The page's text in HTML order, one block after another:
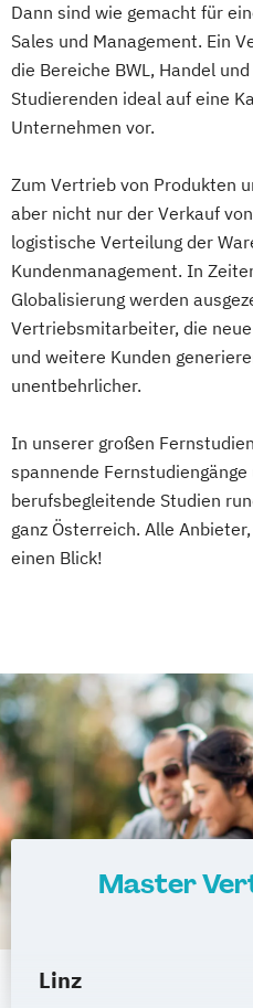
Dann sind wie gemacht für
Sales und Management. Ein
die Bereiche BWL, Handel
Studierenden ideal auf eine
Unternehmen vor.
Zum Vertrieb von Produkten
aber nicht nur der Verkauf
logistische Verteilung der
Kundenmanagement. In
Globalisierung werden
Vertriebsmitarbeiter, die
und weitere Kunden
unentbehrlicher.
In unserer großen
spannende Fernstudiengänge
berufsbegleitende Studien
ganz Österreich. Alle
einen Blick!
Master
Linz